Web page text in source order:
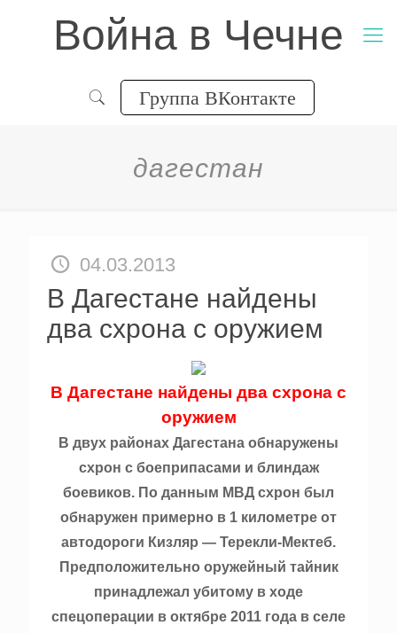
Война в Чечне
Группа ВКонтакте
дагестан
04.03.2013
В Дагестане найдены
два схрона с оружием
В Дагестане найдены два схрона с
оружием
В двух районах Дагестана обнаружены
схрон с боеприпасами и блиндаж
боевиков. По данным МВД схрон был
обнаружен примерно в 1 километре от
автодороги Кизляр — Терекли-Мектеб.
Предположительно оружейный тайник
принадлежал убитому в ходе
спецоперации в октябре 2011 года в селе